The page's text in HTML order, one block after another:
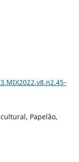
Papelão,